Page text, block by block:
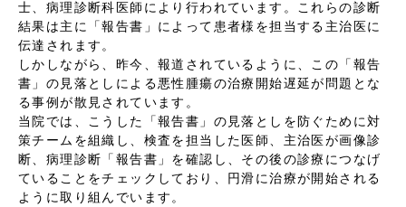
士、病理診断科医師により行われています。これらの診断
結果は主に「報告書」によって患者様を担当する主治医に
伝達されます。
しかしながら、昨今、報道されているように、この「報告
書」の見落としによる悪性腫瘍の治療開始遅延が問題とな
る事例が散見されています。
当院では、こうした「報告書」の見落としを防ぐために対
策チームを組織し、検査を担当した医師、主治医が画像診
断、病理診断「報告書」を確認し、その後の診療につなげ
ていることをチェックしており、円滑に治療が開始される
ように取り組んでいます。